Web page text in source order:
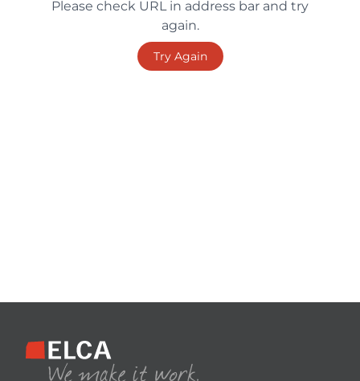
Please check URL in address bar and try
again.
Try Again